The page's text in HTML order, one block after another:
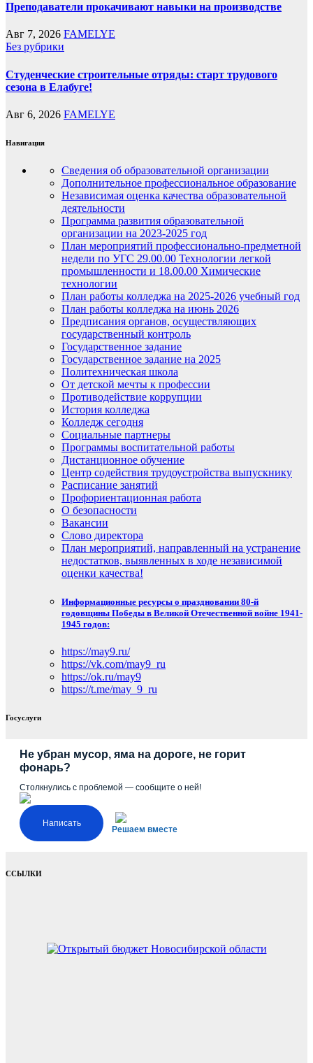
Преподаватели прокачивают навыки на производстве
Авг 7, 2026 FAMELYE
Без рубрики
Студенческие строительные отряды: старт трудового
сезона в Елабуге!
Авг 6, 2026 FAMELYE
Навигация
Сведения об образовательной организации
Дополнительное профессиональное образование
Независимая оценка качества образовательной
деятельности
Программа развития образовательной
организации на 2023-2025 год
План мероприятий профессионально-предметной
недели по УГС 29.00.00 Технологии легкой
промышленности и 18.00.00 Химические
технологии
План работы колледжа на 2025-2026 учебный год
План работы колледжа на июнь 2026
Предписания органов, осуществляющих
государственный контроль
Государственное задание
Государственное задание на 2025
Политехническая школа
От детской мечты к профессии
Противодействие коррупции
История колледжа
Колледж сегодня
Социальные партнеры
Программы воспитательной работы
Дистанционное обучение
Центр содействия трудоустройства выпускнику
Расписание занятий
Профориентационная работа
О безопасности
Вакансии
Слово директора
План мероприятий, направленный на устранение
недостатков, выявленных в ходе независимой
оценки качества!
Информационные ресурсы о праздновании 80-й
годовщины Победы в Великой Отечественной войне 1941-
1945 годов:
https://may9.ru/
https://vk.com/may9_ru
https://ok.ru/may9
https://t.me/may_9_ru
Госуслуги
Не убран мусор, яма на дороге, не горит
фонарь?
Столкнулись с проблемой — сообщите о ней!
Написать
Решаем вместе
ССЫЛКИ